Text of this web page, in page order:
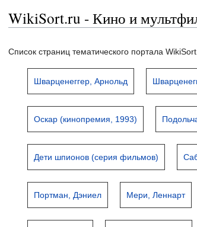
WikiSort.ru - Кино и
Список страниц тематического портала
Шварценеггер, Арнольд
Оскар (кинопремия, 1993)
Дети шпионов (серия фильмов)
Портман, Дэниел Мери, Леннарт